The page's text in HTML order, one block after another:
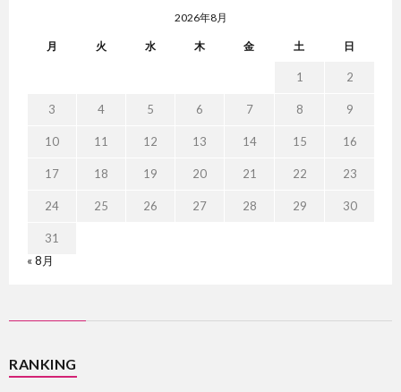
2026年8月
月 火 水 木 金 土 日
1 2
3 4 5 6 7 8 9
10 11 12 13 14 15 16
17 18 19 20 21 22 23
24 25 26 27 28 29 30
31
« 8月
RANKING